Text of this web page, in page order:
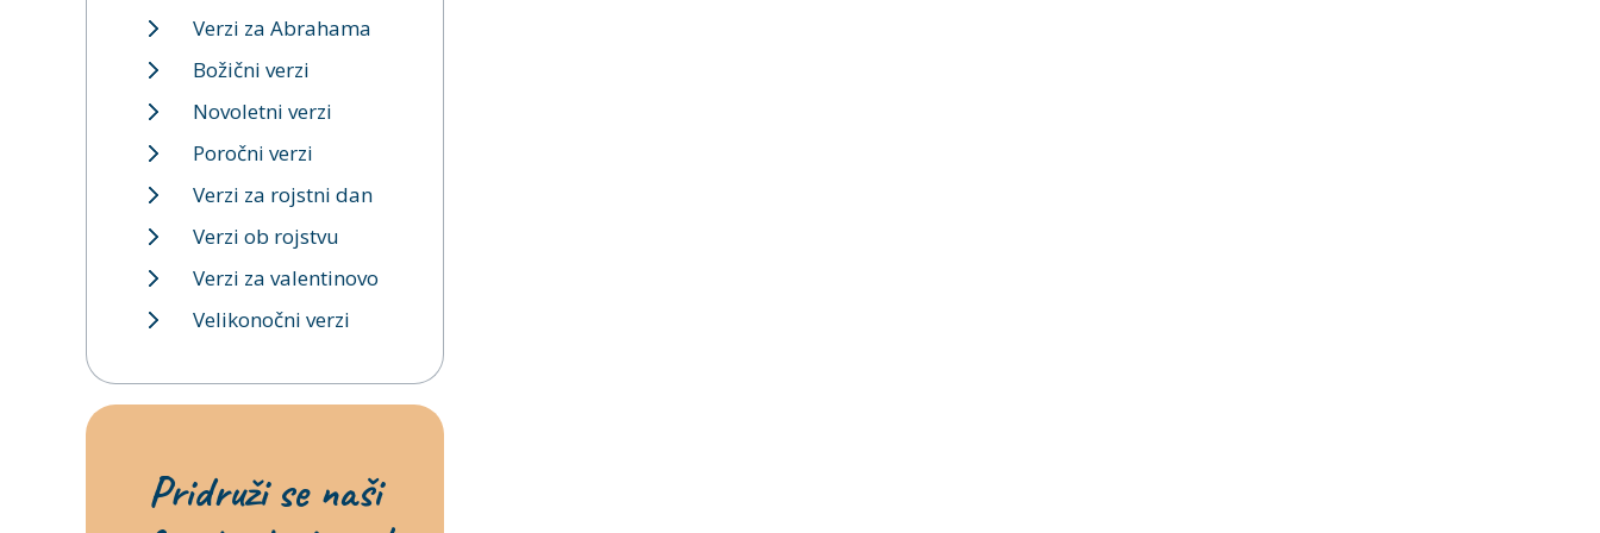
Verzi za Abrahama
Božični verzi
Novoletni verzi
Poročni verzi
Verzi za rojstni dan
Verzi ob rojstvu
Verzi za valentinovo
Velikonočni verzi
Pridruži se naši